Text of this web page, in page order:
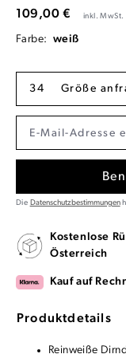
109,00 € inkl. MwSt.
Farbe: weiß
34 Größe
Die Datenschutzbestimmungen
Kostenlose
Österreich
Kauf auf
Produktdetails
Reinweiße